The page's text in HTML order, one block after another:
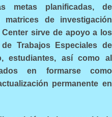
metas planificadas, de
de investigación
sirve de apoyo a los
Trabajos Especiales de
estudiantes, así como al
en formarse como
permanente en